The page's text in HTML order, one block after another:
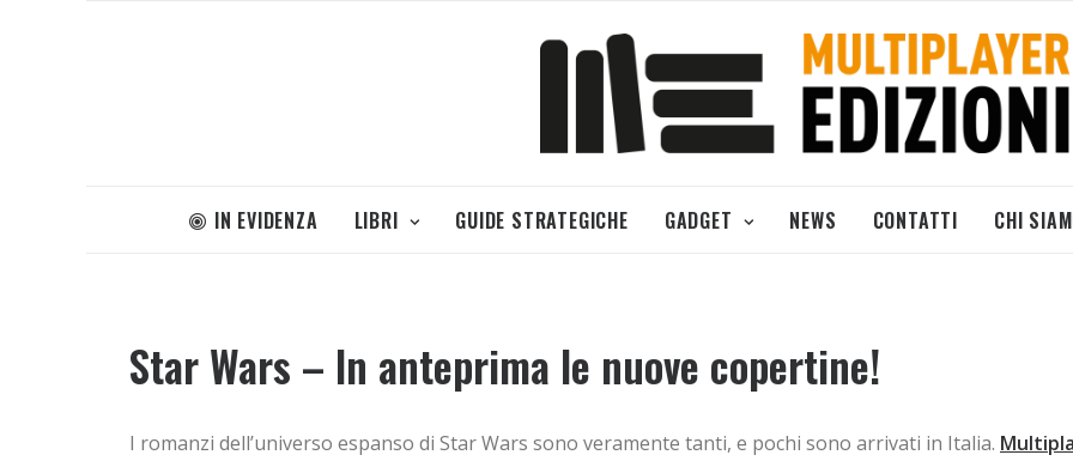
IN EVIDENZA LIBRI GUIDE STRATEGICHE GADGET NEWS CONTATTI CHI
Star Wars – In anteprima le nuove copertine!
I romanzi dell’universo espanso di Star Wars sono veramente tanti, e pochi sono arrivati in Italia.